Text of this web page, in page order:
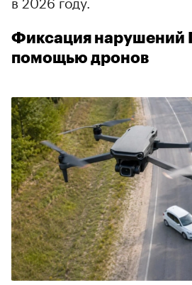
Фиксация нарушений
помощью дронов